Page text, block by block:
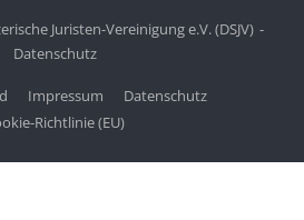
Juristen-Vereinigung e.V. (DSJV)
Datenschutz
Impressum
Datenschutz
Richtlinie (EU)